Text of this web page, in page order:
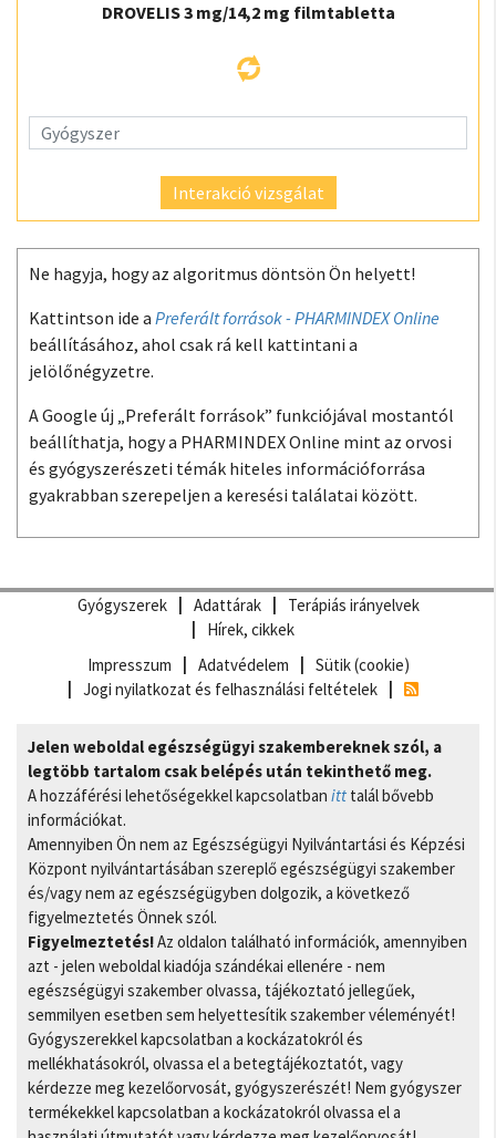
DROVELIS 3 mg/14,2 mg filmtabletta
Interakció vizsgálat
Ne hagyja, hogy az algoritmus döntsön Ön helyett!
Kattintson ide a Preferált források - PHARMINDEX Online
beállításához, ahol csak rá kell kattintani a
jelölőnégyzetre.
A Google új „Preferált források” funkciójával mostantól
beállíthatja, hogy a PHARMINDEX Online mint az orvosi
és gyógyszerészeti témák hiteles információforrása
gyakrabban szerepeljen a keresési találatai között.
Gyógyszerek Adattárak
Terápiás irányelvek
Hírek, cikkek
Impresszum
Adatvédelem
Sütik (cookie)
Jogi nyilatkozat és felhasználási feltételek
Jelen weboldal egészségügyi szakembereknek szól, a
legtöbb tartalom csak belépés után tekinthető meg.
A hozzáférési lehetőségekkel kapcsolatban itt talál bővebb
információkat.
Amennyiben Ön nem az Egészségügyi Nyilvántartási és Képzési
Központ nyilvántartásában szereplő egészségügyi szakember
és/vagy nem az egészségügyben dolgozik, a következő
figyelmeztetés Önnek szól.
Figyelmeztetés!Az oldalon található információk, amennyiben
azt - jelen weboldal kiadója szándékai ellenére - nem
egészségügyi szakember olvassa, tájékoztató jellegűek,
semmilyen esetben sem helyettesítik szakember véleményét!
Gyógyszerekkel kapcsolatban a kockázatokról és
mellékhatásokról, olvassa el a betegtájékoztatót, vagy
kérdezze meg kezelőorvosát, gyógyszerészét! Nem gyógyszer
termékekkel kapcsolatban a kockázatokról olvassa el a